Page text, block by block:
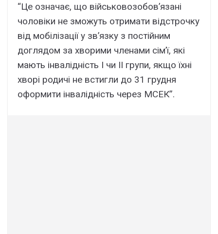
“Це означає, що військовозобов’язані
чоловіки не зможуть отримати відстрочку
від мобілізації у зв’язку з постійним
доглядом за хворими членами сім’ї, які
мають інвалідність I чи II групи, якщо їхні
хворі родичі не встигли до 31 грудня
оформити інвалідність через МСЕК”.